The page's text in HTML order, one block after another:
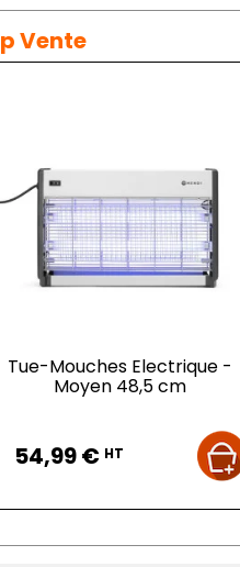
Vente
Tue-Mouches Electrique -
Moyen 48,5 cm
54,99 € HT